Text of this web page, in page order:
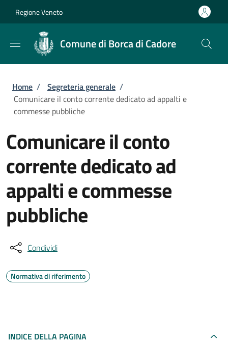
Regione Veneto
Comune di Borca di Cadore
Briciole di pane
Home / Segreteria generale /
Comunicare il conto corrente dedicato ad appalti e
commesse pubbliche
Comunicare il conto
corrente dedicato ad
appalti e commesse
pubbliche
Condividi
Normativa di riferimento
INDICE DELLA PAGINA